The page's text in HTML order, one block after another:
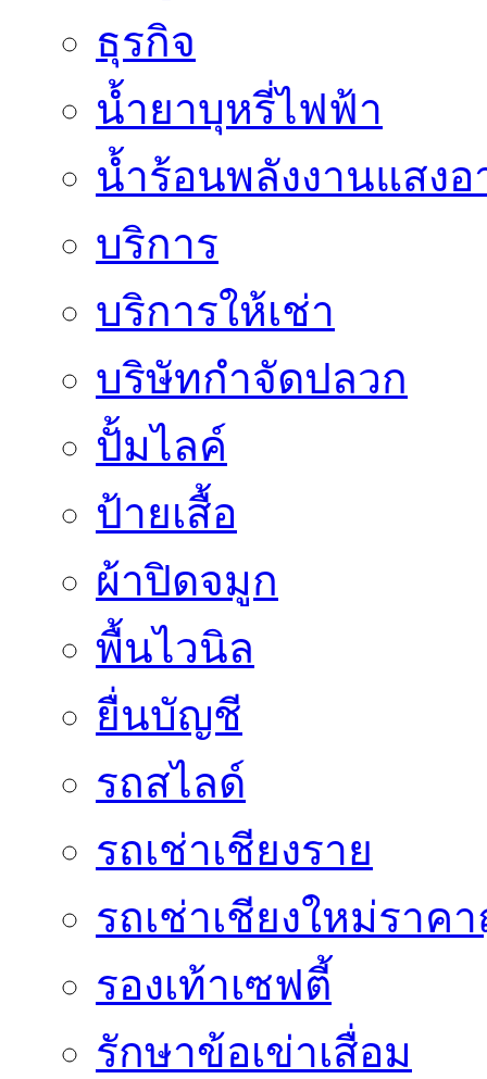
ธุรกิจ
น้ำยาบุหรี่ไฟฟ้า
น้ำร้อนพลังงานแสง
บริการ
บริการให้เช่า
บริษัทกำจัดปลวก
ปั้มไลค์
ป้ายเสื้อ
ผ้าปิดจมูก
พื้นไวนิล
ยื่นบัญชี
รถสไลด์
รถเช่าเชียงราย
รถเช่าเชียงใหม่ราค
รองเท้าเซฟตี้
รักษาข้อเข่าเสื่อม